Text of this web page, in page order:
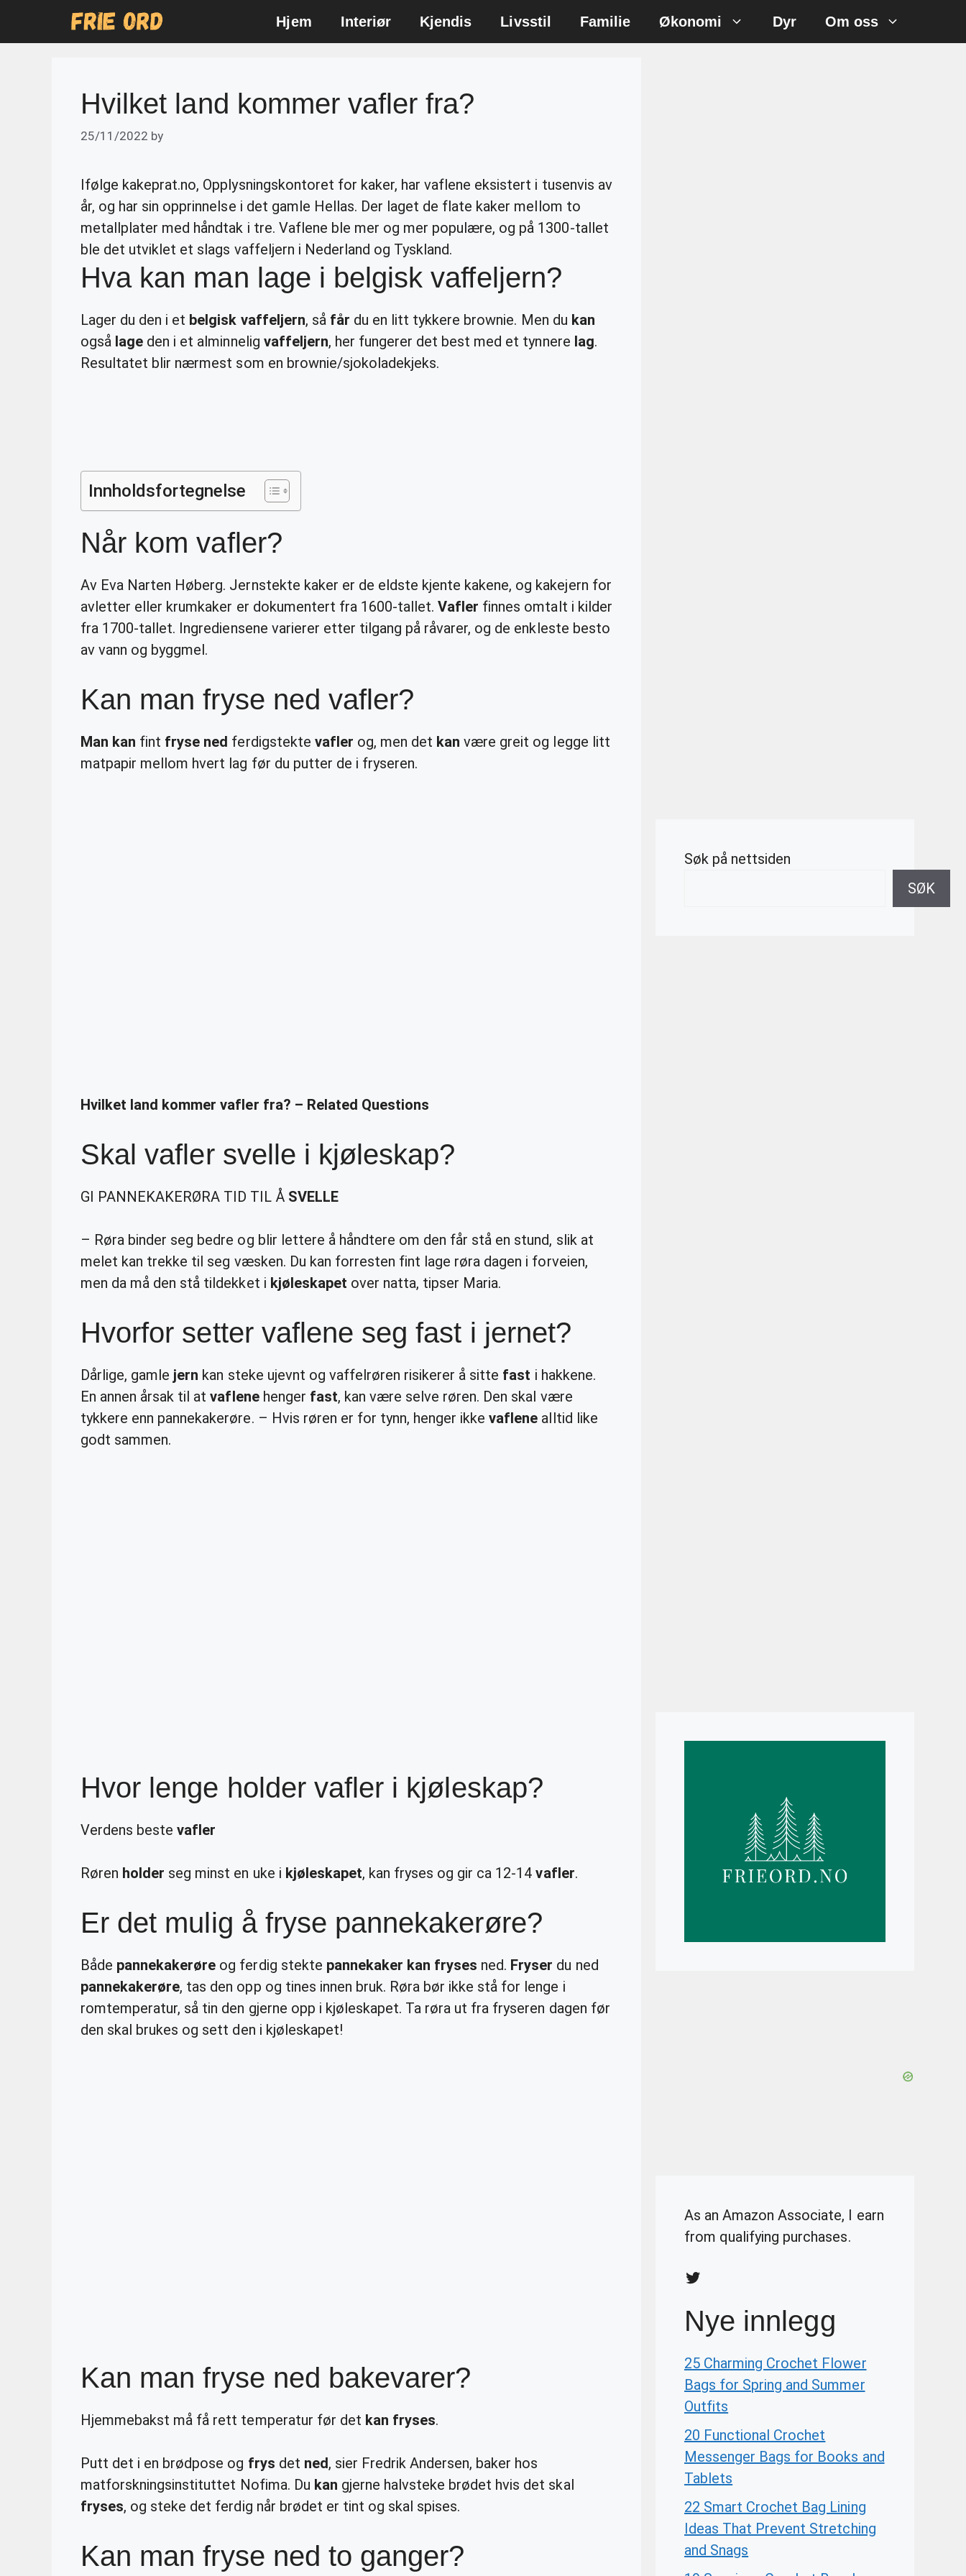
Hjem Interiør Kjendis Livsstil Familie Økonomi Dyr Om oss
Hvilket land kommer vafler fra?
25/11/2022 by
Ifølge kakeprat.no, Opplysningskontoret for kaker, har vaflene eksistert i tusenvis av
år, og har sin opprinnelse i det gamle Hellas. Der laget de flate kaker mellom to
metallplater med håndtak i tre. Vaflene ble mer og mer populære, og på 1300-tallet
ble det utviklet et slags vaffeljern i Nederland og Tyskland.
Hva kan man lage i belgisk vaffeljern?
Lager du den i et belgisk vaffeljern, så får du en litt tykkere brownie. Men du kan
også lage den i et alminnelig vaffeljern, her fungerer det best med et tynnere lag.
Resultatet blir nærmest som en brownie/sjokoladekjeks.
Innholdsfortegnelse
Når kom vafler?
Av Eva Narten Høberg. Jernstekte kaker er de eldste kjente kakene, og kakejern for
avletter eller krumkaker er dokumentert fra 1600-tallet.Vafler finnes omtalt i kilder
fra 1700-tallet. Ingrediensene varierer etter tilgang på råvarer, og de enkleste besto
av vann og byggmel.
Kan man fryse ned vafler?
Man kan fint fryse ned ferdigstekte vafler og, men det kan være greit og legge litt
matpapir mellom hvert lag før du putter de i fryseren.
Hvilket land kommer vafler fra? – Related Questions
Skal vafler svelle i kjøleskap?
GI PANNEKAKERØRA TID TIL Å SVELLE
– Røra binder seg bedre og blir lettere å håndtere om den får stå en stund, slik at
melet kan trekke til seg væsken. Du kan forresten fint lage røra dagen i forveien,
men da må den stå tildekket i kjøleskapet over natta, tipser Maria.
Hvorfor setter vaflene seg fast i jernet?
Dårlige, gamle jern kan steke ujevnt og vaffelrøren risikerer å sitte fast i hakkene.
En annen årsak til atvaflenehenger fast, kan være selve røren. Den skal være
tykkere enn pannekakerøre. – Hvis røren er for tynn, henger ikkevaflene alltid like
godt sammen.
Hvor lenge holder vafler i kjøleskap?
Verdens bestevafler
Røren holder seg minst en uke i kjøleskapet, kan fryses og gir ca 12-14vafler.
Er det mulig å fryse pannekakerøre?
Både pannekakerøre og ferdig stekte pannekaker kan fryses ned. Fryser du ned
pannekakerøre, tas den opp og tines innen bruk. Røra bør ikke stå for lenge i
romtemperatur, så tin den gjerne opp i kjøleskapet. Ta røra ut fra fryseren dagen før
den skal brukes og sett den i kjøleskapet!
Kan man fryse ned bakevarer?
Hjemmebakst må få rett temperatur før det kan fryses.
Putt det i en brødpose og frys det ned, sier Fredrik Andersen, baker hos
matforskningsinstituttet Nofima. Du kan gjerne halvsteke brødet hvis det skal
fryses, og steke det ferdig når brødet er tint og skal spises.
Kan man fryse ned to ganger?
Søk på nettsiden
SØK
As an Amazon Associate, I earn
from qualifying purchases.
Twitter
Nye innlegg
25 Charming Crochet Flower
Bags for Spring and Summer
Outfits
20 Functional Crochet
Messenger Bags for Books and
Tablets
22 Smart Crochet Bag Lining
Ideas That Prevent Stretching
and Snags